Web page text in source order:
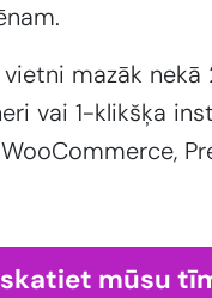
mazāk nekā
vai 1-klikšķa
mūsu